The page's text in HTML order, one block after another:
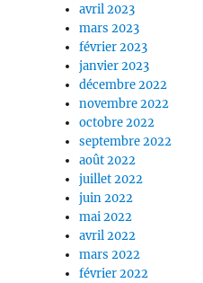
avril 2023
mars 2023
février 2023
janvier 2023
décembre 2022
novembre 2022
octobre 2022
septembre 2022
août 2022
juillet 2022
juin 2022
mai 2022
avril 2022
mars 2022
février 2022